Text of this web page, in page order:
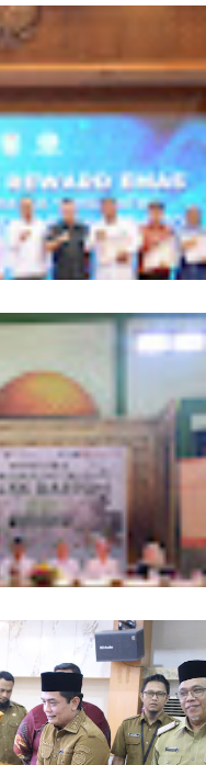
Komitmen
Pelayanan Publik
Diperpanjang